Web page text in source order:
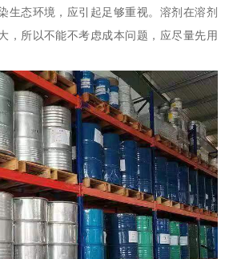
生态环境，应引起足够重视。溶剂在溶剂
，所以不能不考虑成本问题，应尽量先用